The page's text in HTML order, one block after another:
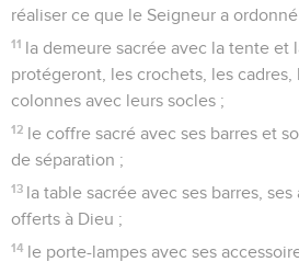
réaliser ce que le Seigneur a
11 la demeure sacrée avec la tente et
protégeront, les crochets, les cadres,
colonnes avec leurs socles ;
12 le coffre sacré avec ses barres et
de séparation ;
13 la table sacrée avec ses barres,
offerts à Dieu ;
14 le porte-lampes avec ses